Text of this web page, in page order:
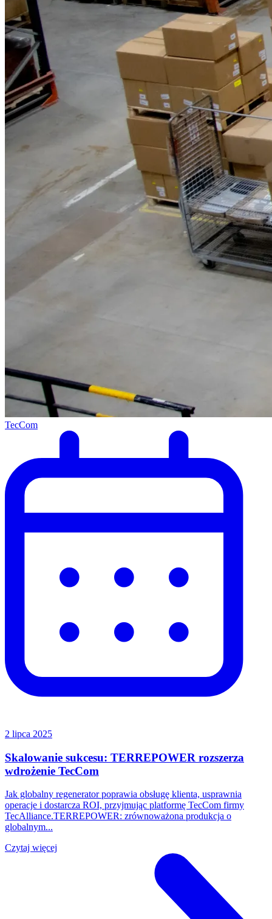
TecCom
2 lipca 2025
Skalowanie sukcesu: TERREPOWER rozszerza
wdrożenie TecCom
Jak globalny regenerator poprawia obsługę klienta, usprawnia
operacje i dostarcza ROI, przyjmując platformę TecCom firmy
TecAlliance.TERREPOWER: zrównoważona produkcja o
globalnym...
Czytaj więcej